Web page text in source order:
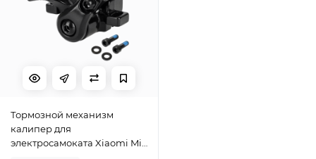
Тормозной механизм
калипер для
электросамоката Xiaomi Mi